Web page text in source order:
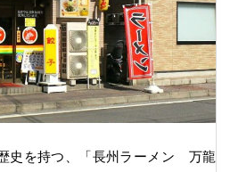
史を持つ、「長州ラーメン 万龍